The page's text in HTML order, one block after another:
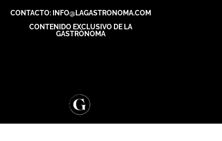
CONTACTO: INFO@LAGASTRONOMA.COM
CONTENIDO EXCLUSIVO DE LA
GASTRÓNOMA